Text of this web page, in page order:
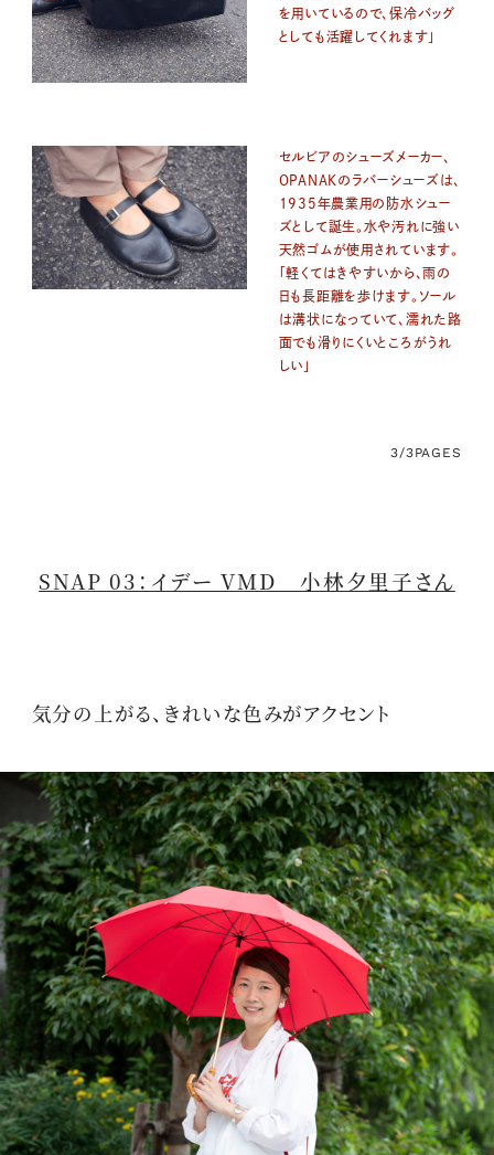
を用いているので、保冷バッグ
としても活躍してくれます」
セルビアのシューズメーカー、
OPANAKのラバーシューズは、
1935年農業用の防水シュー
ズとして誕生。水や汚れに強い
天然ゴムが使用されています。
「軽くてはきやすいから、雨の
日も長距離を歩けます。ソール
は溝状になっていて、濡れた路
面でも滑りにくいところがうれ
しい」
3/3PAGES
SNAP 03：イデー VMD 小林夕里子さん
気分の上がる、きれいな色みがアクセント